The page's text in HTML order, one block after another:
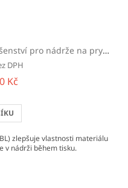
pro nádrže na pryskyřice pro Form 4L a 4BL
DPH
Kč
zlepšuje vlastnosti materiálu
v nádrži během tisku.